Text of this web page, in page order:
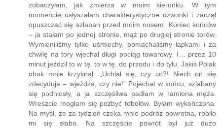
dzwonił, że mnie odbierze, bo już jest po pracy. Wysiadłam i
zobaczyłam, jak zmierza w moim kierunku. W tym
momencie usłyszałam charakterystyczne dzwonki i zaczął
opuszczać się szlaban przed moim nosem. Koniec końców
– ja stałam po jednej stronie, mąż po drugiej stronie torów.
Wymieniliśmy tylko uśmiechy, pomachaliśmy łapkami i za
chwilę na tory wjechał długi pociąg towarowy. I… przez 10
minut jeździł to w tę, to w tę, do przodu i do tyłu. Jakiś Polak
obok mnie krzyknął: „Uchlał się, czy co?! Niech on się
zdecyduje – wjeżdża, czy nie!” Pojechał w końcu, szlabany
się podniosły, a ja szczęśliwa padłam w ramiona męża.
Wreszcie mogłam się pozbyć tobołów. Byłam wykończona.
Na myśl, że za tydzień czeka mnie podróż powrotna, robiło